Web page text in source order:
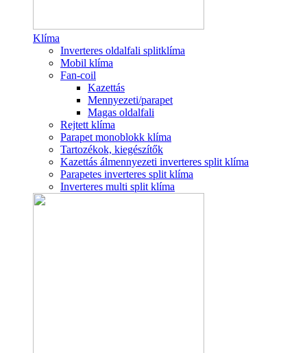
Klíma
Inverteres oldalfali splitklíma
Mobil klíma
Fan-coil
Kazettás
Mennyezeti/parapet
Magas oldalfali
Rejtett klíma
Parapet monoblokk klíma
Tartozékok, kiegészítők
Kazettás álmennyezeti inverteres split klíma
Parapetes inverteres split klíma
Inverteres multi split klíma